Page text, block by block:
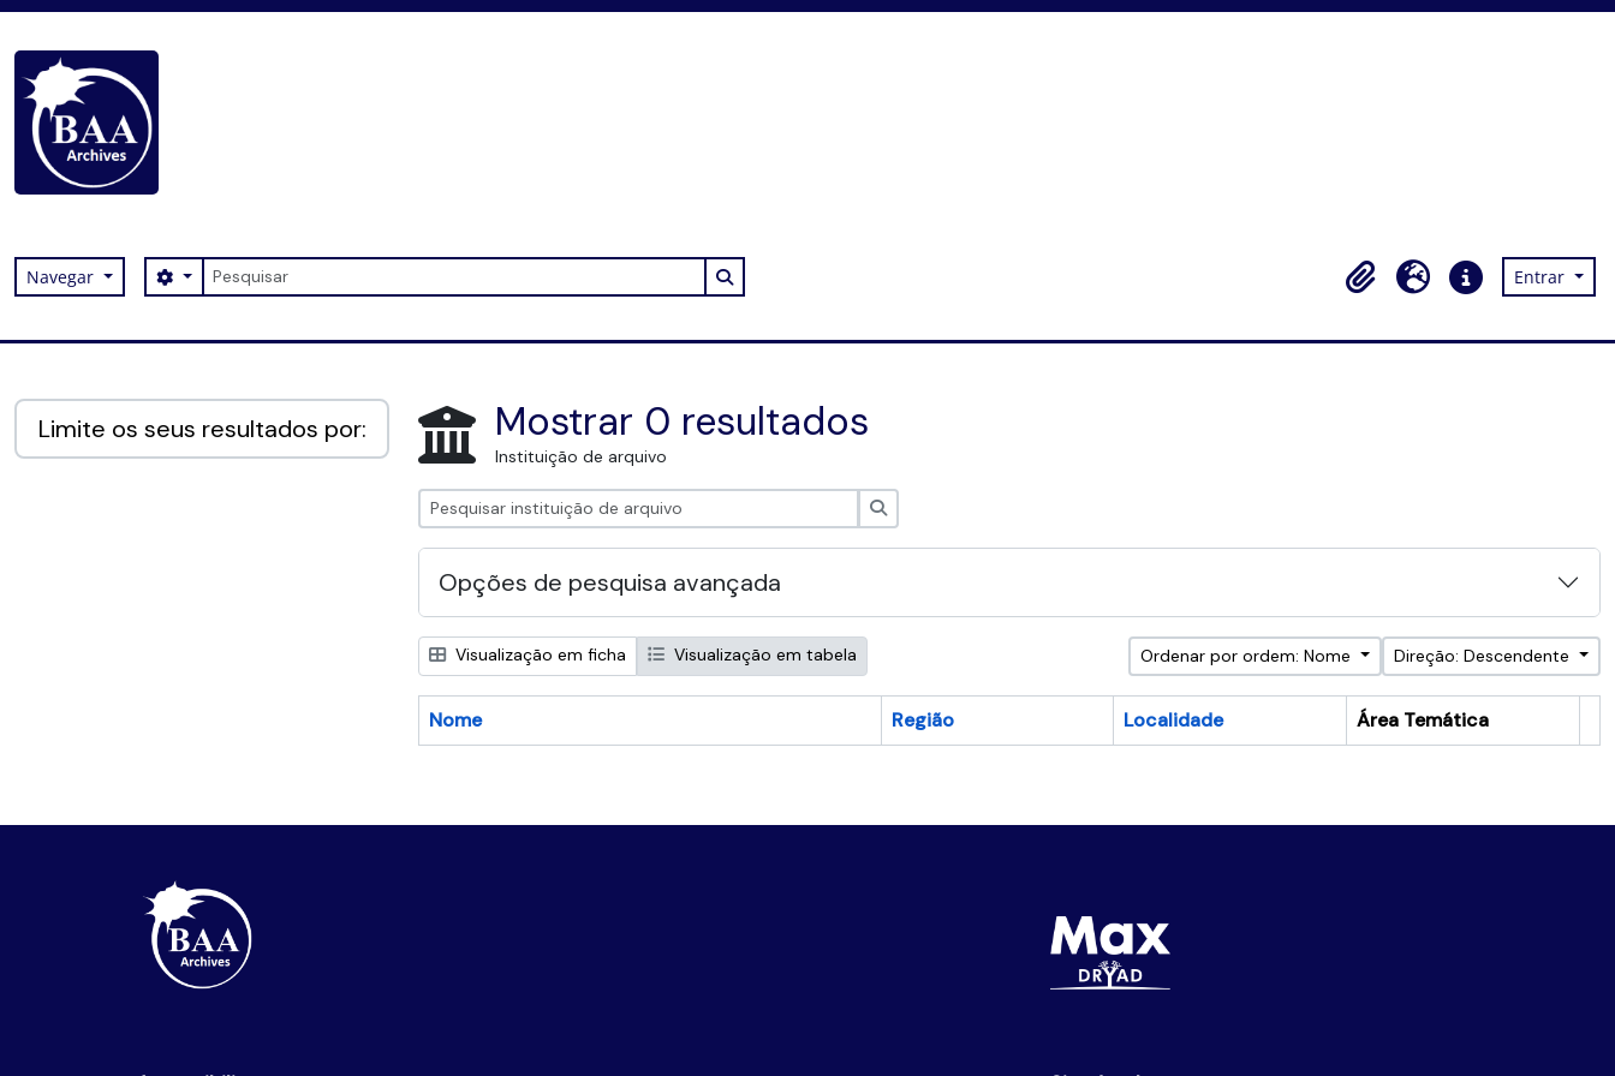
Navegar Pesquisar
Search options Search in browse page
Área de transferência
Idioma Ligações rápidas
Entrar
Limite os seus resultados por: Mostrar 0 resultados
Instituição de arquivo
Opções de pesquisa avançada
Visualização em ficha Visualização em tabela Ordenar por ordem: Nome Direção: Descendente
Nome Região Localidade
Área Temática